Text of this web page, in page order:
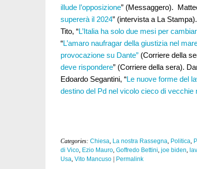
illude l’opposizione” (Messaggero).
supererà il 2024” (intervista a La
Tito, “L’Italia ha solo due mesi per
“L’amaro naufragar della giustizia nel
provocazione su Dante” (Corriere della
deve rispondere” (Corriere della sera).
Edoardo Segantini, “Le nuove forme del
destino del Pd nel vicolo cieco di vecchie
Categories: Chiesa, La nostra Rassegna, Politica,
di Vico, Ezio Mauro, Goffredo Bettini, joe biden,
Usa, Vito Mancuso Permalink